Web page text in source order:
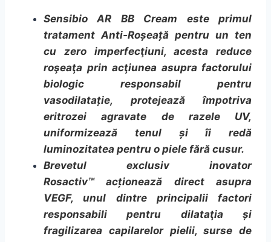
Sensibio AR BB Cream este primul
tratament Anti-Roșeață pentru un ten
cu zero imperfecţiuni, acesta reduce
roşeaţa prin acţiunea asupra factorului
biologic responsabil pentru
vasodilatație, protejează împotriva
eritrozei agravate de razele UV,
uniformizează tenul și îi redă
luminozitatea pentru o piele fără cusur.
Brevetul exclusiv inovator
Rosactiv™ acționează direct asupra
VEGF, unul dintre principalii factori
responsabili pentru dilataţia și
fragilizarea capilarelor pielii, surse de